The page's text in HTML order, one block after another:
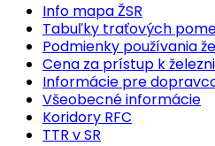
Info mapa ŽSR
Tabuľky traťových
Podmienky používania
Cena za prístup k
Informácie pre
Všeobecné informácie
Koridory RFC
TTR v SR